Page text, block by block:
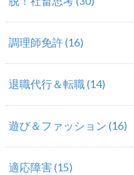
調理師免許(16)
退職代行＆転職(14)
遊び＆ファッション (16)
適応障害 (15)